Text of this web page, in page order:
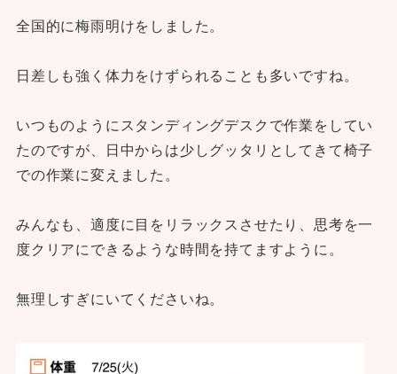
全国的に梅雨明けをしました。
日差しも強く体力をけずられることも多いですね。
いつものようにスタンディングデスクで作業をしてい
たのですが、日中からは少しグッタリとしてきて椅子
での作業に変えました。
みんなも、適度に目をリラックスさせたり、思考を一
度クリアにできるような時間を持てますように。
無理しすぎにいてくださいね。